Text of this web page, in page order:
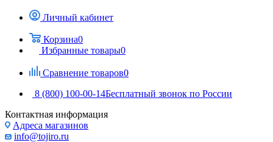
Личный кабинет
Корзина0
Избранные товары0
Сравнение товаров0
8 (800) 100-00-14Бесплатный звонок по России
Контактная информация
Адреса магазинов
info@tojiro.ru